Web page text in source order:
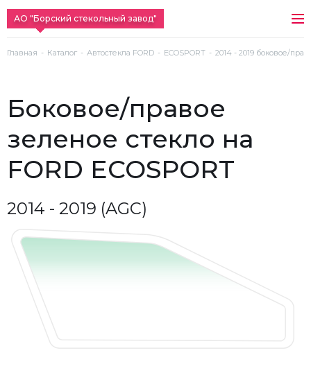
АО "Борский стекольный завод"
Главная Каталог Автостекла FORD ECOSPORT 2014 - 2019 боковое/
боковое/правое
зеленое стекло на
FORD ECOSPORT
2014 - 2019 (AGC)